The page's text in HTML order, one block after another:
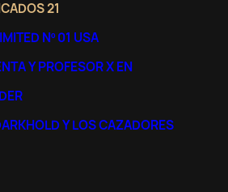
21
Nº 01 USA
Y PROFESOR X EN
Y LOS CAZADORES